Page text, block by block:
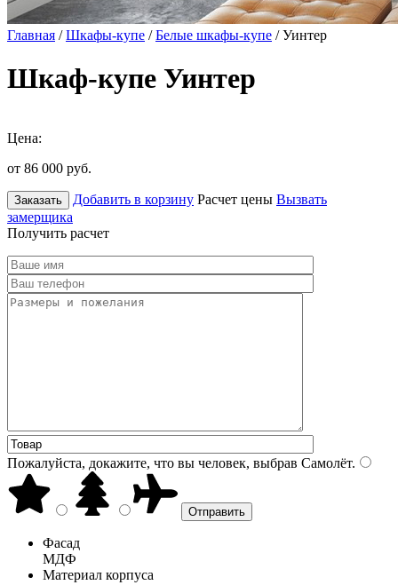
Главная /Шкафы-купе /Белые шкафы-купе / Уинтер
Шкаф-купе Уинтер
Цена:
от 86 000 руб.
Заказать Добавить в корзину Расчет цены Вызвать
замерщика
Получить расчет
Пожалуйста, докажите, что вы человек, выбрав Самолёт.
Фасад
МДФ
Материал корпуса